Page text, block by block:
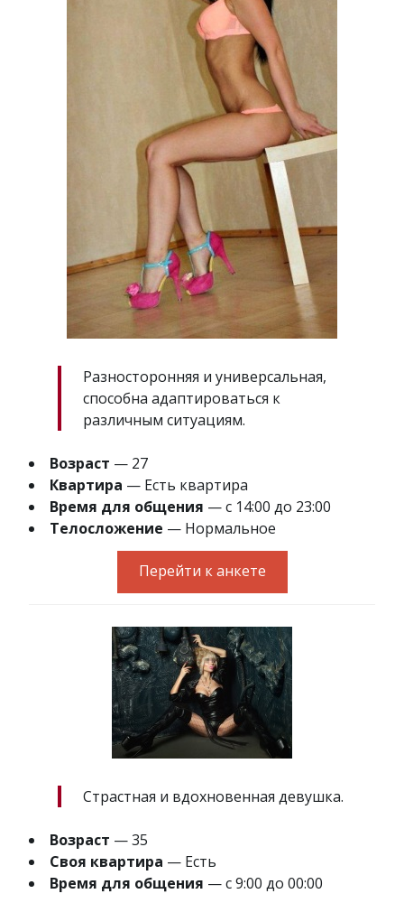
Разносторонняя и универсальная,
способна адаптироваться к
различным ситуациям.
Возраст — 27
Квартира — Есть квартира
Время для общения — с 14:00 до 23:00
Телосложение — Нормальное
Перейти к анкете
Страстная и вдохновенная девушка.
Возраст — 35
Своя квартира — Есть
Время для общения — с 9:00 до 00:00